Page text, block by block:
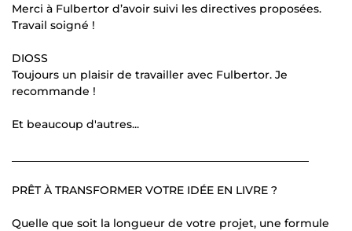
Merci à Fulbertor d’avoir suivi les directives proposées.
Travail soigné !
DIOSS
Toujours un plaisir de travailler avec Fulbertor. Je
recommande !
Et beaucoup d'autres...
PRÊT À TRANSFORMER VOTRE IDÉE EN LIVRE ?
Quelle que soit la longueur de votre projet, une formule